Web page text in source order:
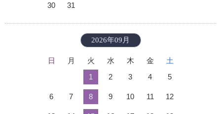
30 31
2026年09月
日 月 火 水 木 金
土
1
2 3 4 5
6 7 8 9 10 11 12